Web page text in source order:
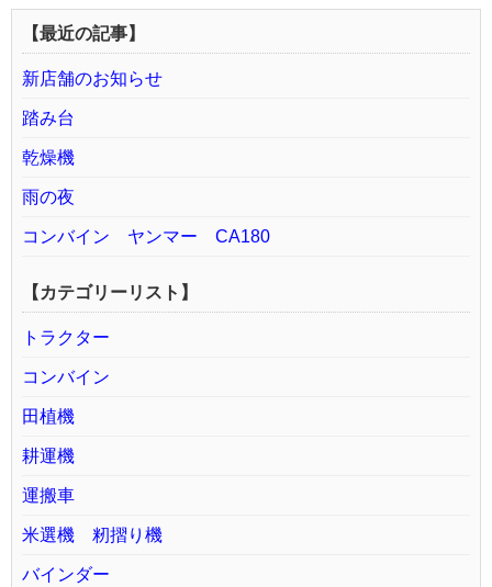
【最近の記事】
新店舗のお知らせ
踏み台
乾燥機
雨の夜
コンバイン ヤンマー CA180
【カテゴリーリスト】
トラクター
コンバイン
田植機
耕運機
運搬車
米選機 籾摺り機
バインダー